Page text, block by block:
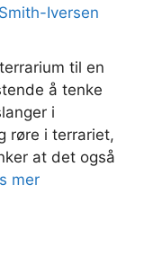
Iversen
til en
å tenke
i
røre i terrariet,
at det også
mer